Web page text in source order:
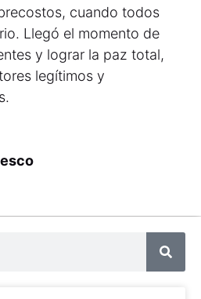
cuando todos
Llegó el momento de
y lograr la paz total,
legítimos y